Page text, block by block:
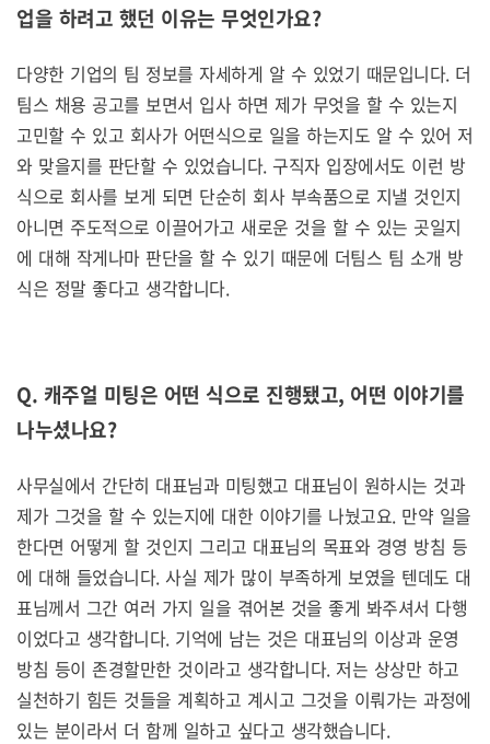
업을 하려고 했던 이유는 무엇인가요?
다양한 기업의 팀 정보를 자세하게 알 수 있었기 때문입니다. 더
팀스 채용 공고를 보면서 입사 하면 제가 무엇을 할 수 있는지
고민할 수 있고 회사가 어떤식으로 일을 하는지도 알 수 있어 저
와 맞을지를 판단할 수 있었습니다. 구직자 입장에서도 이런 방
식으로 회사를 보게 되면 단순히 회사 부속품으로 지낼 것인지
아니면 주도적으로 이끌어가고 새로운 것을 할 수 있는 곳일지
에 대해 작게나마 판단을 할 수 있기 때문에 더팀스 팀 소개 방
식은 정말 좋다고 생각합니다.
Q. 캐주얼 미팅은 어떤 식으로 진행됐고, 어떤 이야기를
나누셨나요?
사무실에서 간단히 대표님과 미팅했고 대표님이 원하시는 것과
제가 그것을 할 수 있는지에 대한 이야기를 나눴고요. 만약 일을
한다면 어떻게 할 것인지 그리고 대표님의 목표와 경영 방침 등
에 대해 들었습니다. 사실 제가 많이 부족하게 보였을 텐데도 대
표님께서 그간 여러 가지 일을 겪어본 것을 좋게 봐주셔서 다행
이었다고 생각합니다. 기억에 남는 것은 대표님의 이상과 운영
방침 등이 존경할만한 것이라고 생각합니다. 저는 상상만 하고
실천하기 힘든 것들을 계획하고 계시고 그것을 이뤄가는 과정에
있는 분이라서 더 함께 일하고 싶다고 생각했습니다.